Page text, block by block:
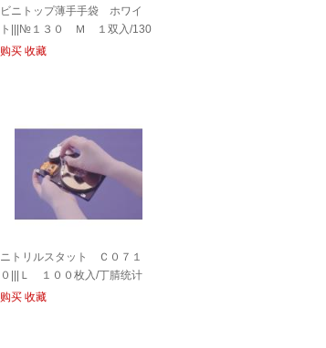
ビニトップ薄手手袋 ホワイ
ト|||№１３０ Ｍ １双入/130
M 1双项№| Binitoppu薄白手套| |
购买 收藏
ニトリルスタット Ｃ０７１
０|||Ｌ １００枚入/丁腈统计
C0710 | | | 100件的L
购买 收藏